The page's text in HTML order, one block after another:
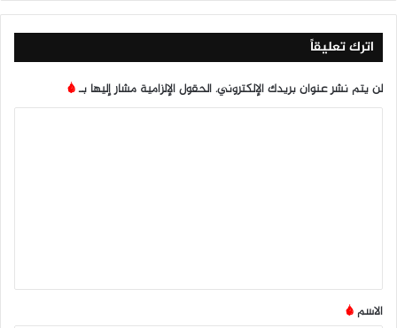
الوي
ب
وك
م
k
اترك تعليقاً
لن يتم نشر عنوان بريدك الإلكتروني.الحقول الإلزامية مشار إليها بـ*
*
الاسم*